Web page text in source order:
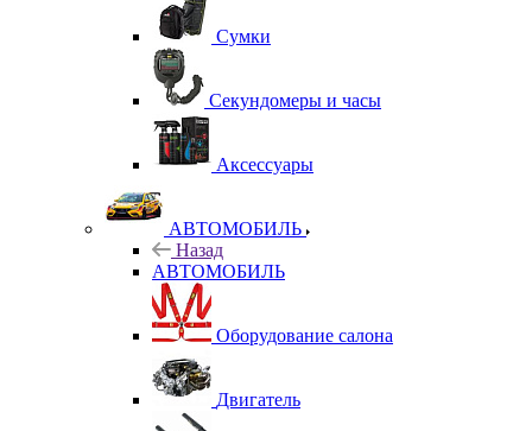
Сумки
Секундомеры и часы
Аксессуары
АВТОМОБИЛЬ
Назад
АВТОМОБИЛЬ
Оборудование салона
Двигатель